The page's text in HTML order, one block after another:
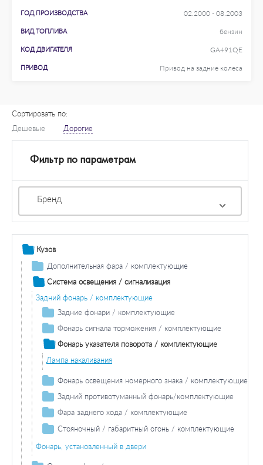
ГОД ПРОИЗВОДСТВА 02.2000 - 08.2003
ВИД ТОПЛИВА бензин
КОД ДВИГАТЕЛЯ GA491QE
ПРИВОД Привод на задние колеса
Сортировать по:
Дешевые
Дорогие
Фильтр по параметрам
Бренд
Кузов
Дополнительная фара / комплектующие
Противотуманная фара / комплектующие
Противотуманная фара лампа накаливания
Фара дальнего света / комплектующие
Лампа накаливания фара дальнего света
Система освещения / сигнализация
Задний фонарь / комплектующие
Задние фонари / комплектующие
Лампа накаливания задних фонарей
Фонарь сигнала торможения / комплектующие
Дополнительный стоп-сигнал
Лампа накаливания
Фонарь указателя поворота / комплектующие
Лампа накаливания
Фонарь освещения номерного знака / комплектующие
Лампа накаливания
Задний противотуманный фонарь/комплектующие
Лампа заднего противотуманного фонаря
Фара заднего хода / комплектующие
Лампа накаливания
Стояночный / габаритный огонь / комплектующие
Стояночный огонь
Фонарь, установленный в двери